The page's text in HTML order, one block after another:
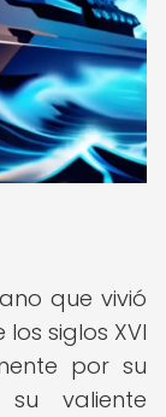
que vivió
siglos XVI
por su
valiente